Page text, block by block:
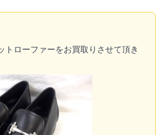
トローファーをお買取りさせて頂き